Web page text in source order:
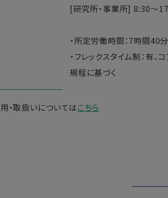
[研究所・事業所] 8:30～
・所定労働時間：7時間40
・フレックスタイム制：有
規程に基づく
・取扱いについてはこちら